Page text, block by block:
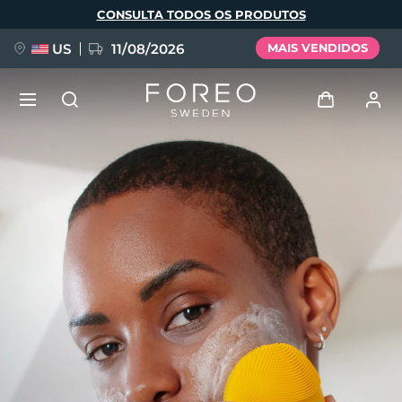
principal
CONSULTA TODOS OS PRODUTOS
US 11/08/2026 MAIS VENDIDOS
Perfil de usuário
Meus aparelhos
Meus pedidos
Meus endereços
As minhas subscrições
NOVIDADE
FAQ™ Pure Beauty-Tech Elixir
BREAKING NEWS
issa™ Teeth Whitening Set
Idioma
English Deutsch
Español
Français
Italiano
Português
Svenska
Русский
Türkçe
简体中文 繁體中文